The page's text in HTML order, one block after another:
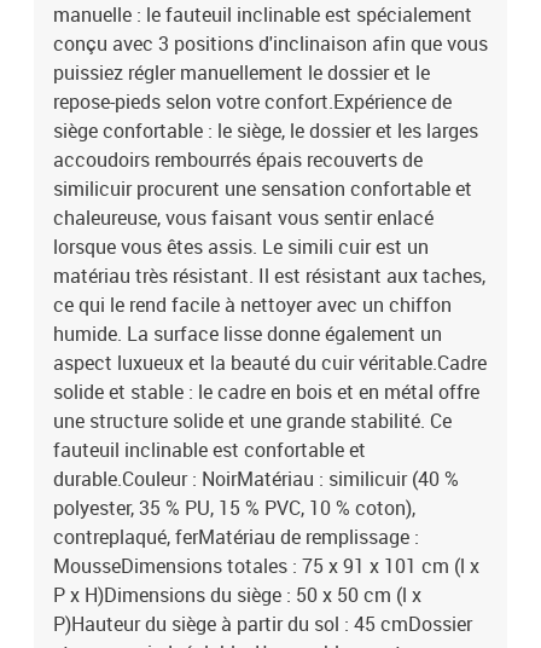
manuelle : le fauteuil inclinable est spécialement
conçu avec 3 positions d'inclinaison afin que vous
puissiez régler manuellement le dossier et le
repose-pieds selon votre confort.Expérience de
siège confortable : le siège, le dossier et les larges
accoudoirs rembourrés épais recouverts de
similicuir procurent une sensation confortable et
chaleureuse, vous faisant vous sentir enlacé
lorsque vous êtes assis. Le simili cuir est un
matériau très résistant. Il est résistant aux taches,
ce qui le rend facile à nettoyer avec un chiffon
humide. La surface lisse donne également un
aspect luxueux et la beauté du cuir véritable.Cadre
solide et stable : le cadre en bois et en métal offre
une structure solide et une grande stabilité. Ce
fauteuil inclinable est confortable et
durable.Couleur : NoirMatériau : similicuir (40 %
polyester, 35 % PU, 15 % PVC, 10 % coton),
contreplaqué, ferMatériau de remplissage :
MousseDimensions totales : 75 x 91 x 101 cm (l x
P x H)Dimensions du siège : 50 x 50 cm (l x
P)Hauteur du siège à partir du sol : 45 cmDossier